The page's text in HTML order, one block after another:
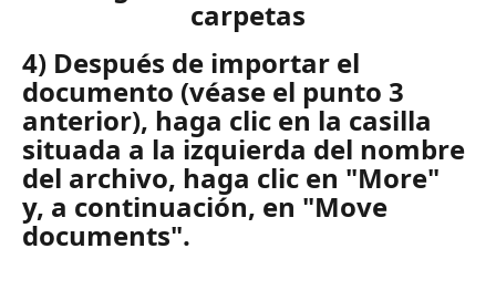
carpetas
4) Después de importar el
documento (véase el punto 3
anterior), haga clic en la casilla
situada a la izquierda del nombre
del archivo, haga clic en "More"
y, a continuación, en "Move
documents".